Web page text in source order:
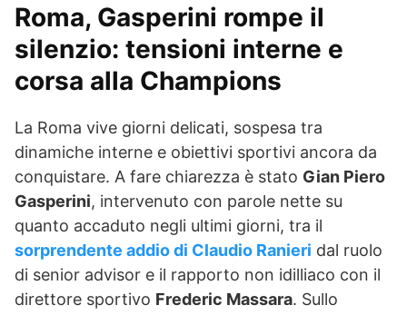
Roma, Gasperini rompe il
silenzio: tensioni interne e
corsa alla Champions
La Roma vive giorni delicati, sospesa tra
dinamiche interne e obiettivi sportivi ancora da
conquistare. A fare chiarezza è stato Gian Piero
Gasperini, intervenuto con parole nette su
quanto accaduto negli ultimi giorni, tra il
sorprendente addio di Claudio Ranieri dal ruolo
di senior advisor e il rapporto non idilliaco con il
direttore sportivo Frederic Massara. Sullo